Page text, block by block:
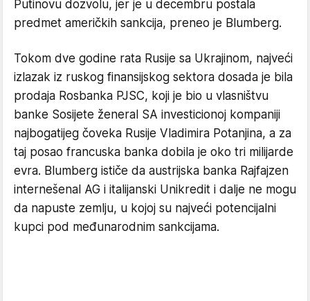
Putinovu dozvolu, jer je u decembru postala
predmet američkih sankcija, preneo je Blumberg.
Tokom dve godine rata Rusije sa Ukrajinom, najveći
izlazak iz ruskog finansijskog sektora dosada je bila
prodaja Rosbanka PJSC, koji je bio u vlasništvu
banke Sosijete ženeral SA investicionoj kompaniji
najbogatijeg čoveka Rusije Vladimira Potanjina, a za
taj posao francuska banka dobila je oko tri milijarde
evra. Blumberg ističe da austrijska banka Rajfajzen
internešenal AG i italijanski Unikredit i dalje ne mogu
da napuste zemlju, u kojoj su najveći potencijalni
kupci pod međunarodnim sankcijama.